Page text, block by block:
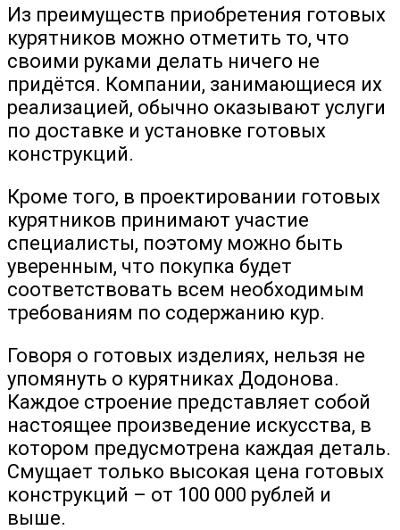
Из преимуществ приобретения готовых
курятников можно отметить то, что
своими руками делать ничего не
придётся. Компании, занимающиеся их
реализацией, обычно оказывают услуги
по доставке и установке готовых
конструкций.
Кроме того, в проектировании готовых
курятников принимают участие
специалисты, поэтому можно быть
уверенным, что покупка будет
соответствовать всем необходимым
требованиям по содержанию кур.
Говоря о готовых изделиях, нельзя не
упомянуть о курятниках Додонова.
Каждое строение представляет собой
настоящее произведение искусства, в
котором предусмотрена каждая деталь.
Смущает только высокая цена готовых
конструкций – от 100 000 рублей и
выше.